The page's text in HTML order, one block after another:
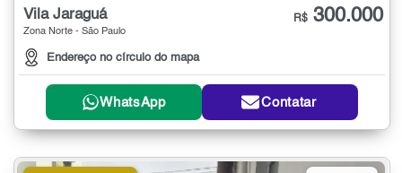
Vila Jaraguá
Zona Norte - São Paulo
Endereço no círculo do mapa
R$ 300.000
WhatsApp Contatar